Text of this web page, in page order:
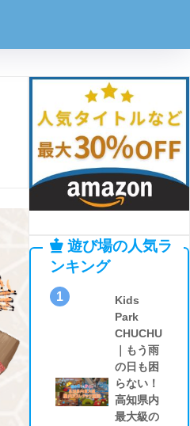
遊び場の人気ラ
ンキング
1
Kids
Park
CHUCHU
｜もう雨
の日も困
らない！
高知県内
最大級の